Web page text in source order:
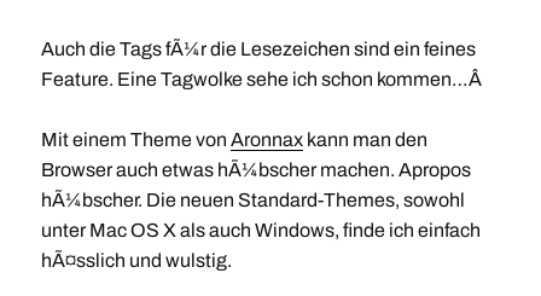
Auch die Tags fÃ¼r die Lesezeichen sind ein feines
Feature. Eine Tagwolke sehe ich schon kommen…Â
Mit einem Theme von Aronnaxkann man den
Browser auch etwas hÃ¼bscher machen. Apropos
hÃ¼bscher. Die neuen Standard-Themes, sowohl
unter Mac OS X als auch Windows, finde ich einfach
hÃ¤sslich und wulstig.